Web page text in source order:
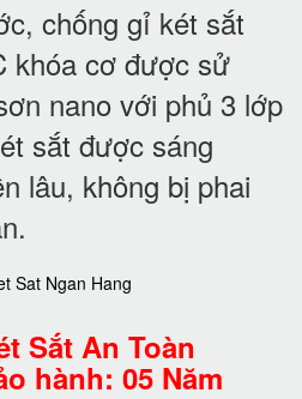
chống gỉ két sắt
khóa cơ được sử
nano với phủ 3 lớp
sắt được sáng
lâu, không bị phai
Sắt An Toàn
hành: 05 Năm